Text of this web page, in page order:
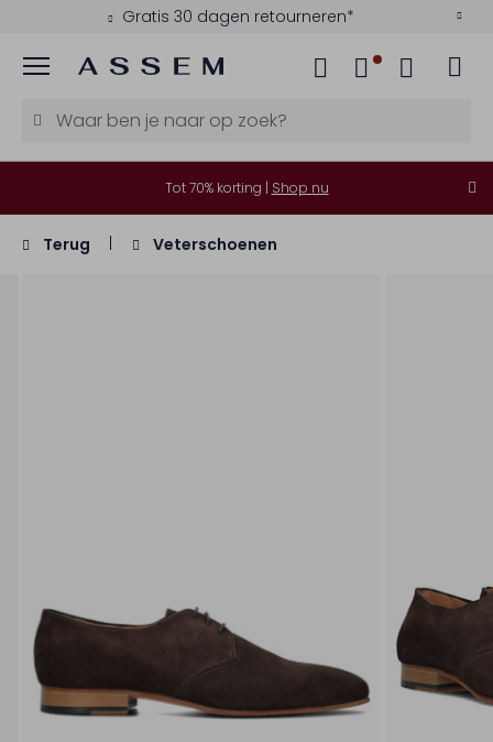
Gratis 30 dagen retourneren*
Menu
Tot 70% korting | Shop nu
Terug Veterschoenen